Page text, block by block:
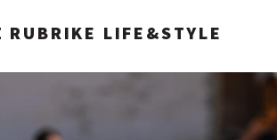
RUBRIKE LIFE&STYLE